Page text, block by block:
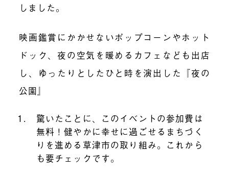
しました。
映画鑑賞にかかせないポップコーンやホット
ドック、夜の空気を暖めるカフェなども出店
し、ゆったりとしたひと時を演出した『夜の
公園』
驚いたことに、このイベントの参加費は
無料！健やかに幸せに過ごせるまちづく
りを進める草津市の取り組み。これから
も要チェックです。